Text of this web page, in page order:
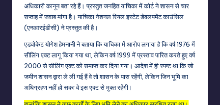
अधिकारी कानून बता रहे हैं। प्रस्तुत जनहित याचिका में कोर्ट ने शासन से चार
सप्ताह में जवाब मांगा है। याचिका नेशनल रियल इस्टेट डेवलपमेंट काउंसिल
(एनआरईडीसी) ने प्रस्तुत की है।
एडवोकेट योगेश हेमनानी ने बताया कि याचिका में आरोप लगाया है कि वर्ष 1976 में
सीलिंग एक्ट लागू किया गया था, लेकिन वर्ष 1999 में प्रस्ताव पारित करते हुए वर्ष
2000 से सीलिंग एक्ट को समाप्त कर दिया गया। आदेश में ही स्पष्ट था कि जो
जमीन शासन द्वारा ले ली गई हैं वे तो शासन के पास रहेंगी, लेकिन जिन भूमि का
अधिग्रहण नहीं हो सका वे इस एक्ट से मुक्त रहेंगी।